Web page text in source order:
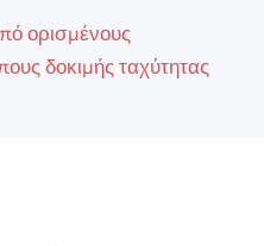
ορισμένους
δοκιμής ταχύτητας